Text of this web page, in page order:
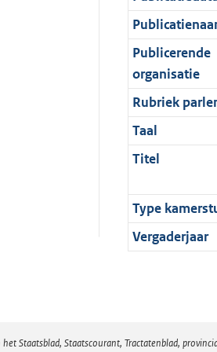
Publicerende
organisatie
Rubriek
Taal
Titel
Type
Vergaderjaar
Staatsblad, Staatscourant, Tractatenblad,